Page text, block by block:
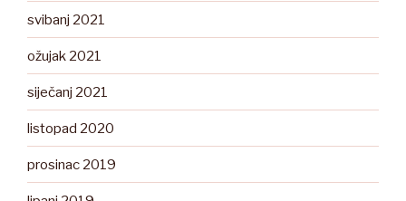
svibanj 2021
ožujak 2021
siječanj 2021
listopad 2020
prosinac 2019